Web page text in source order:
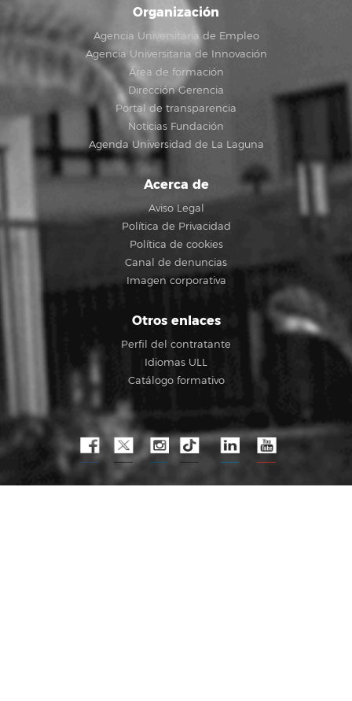
Organización
Agencia Universitaria de Empleo
Agencia Universitaria de Innovación
Área de formación
Dirección Gerencia
Portal de transparencia
Noticias Fundación
Agenda Universidad de La Laguna
Acerca de
Aviso Legal
Política de Privacidad
Política de cookies
Canal de denuncias
Imagen corporativa
Otros enlaces
Perfil del contratante
Idiomas ULL
Catálogo formativo